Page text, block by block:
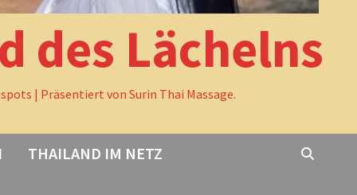
des Lächelns
| Präsentiert von Surin Thai Massage.
THAILAND IM NETZ